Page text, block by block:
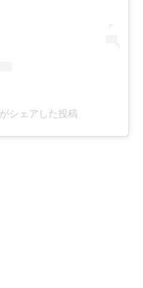
シェアした投稿